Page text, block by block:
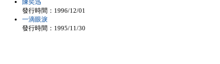
陳奕迅
發行時間：1996/12/01
一滴眼淚
發行時間：1995/11/30